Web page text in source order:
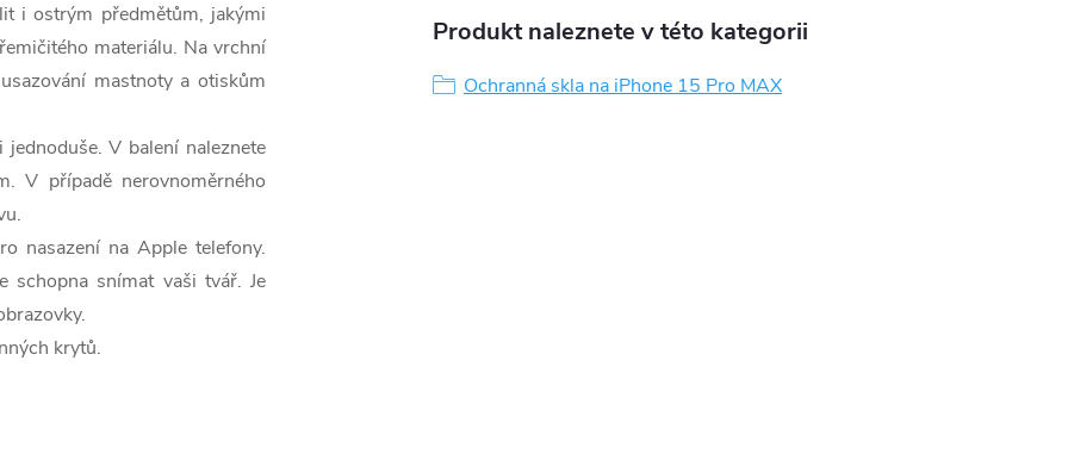
i ostrým předmětům, jakými
materiálu. Na vrchní
mastnoty a otiskům
V balení naleznete
V případě nerovnoměrného
nasazení na Apple telefony.
schopna snímat vaši tvář. Je
krytů.
Produkt naleznete v této kategorii
Ochranná skla na iPhone 15 Pro MAX